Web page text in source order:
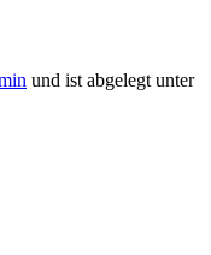
und ist abgelegt unter